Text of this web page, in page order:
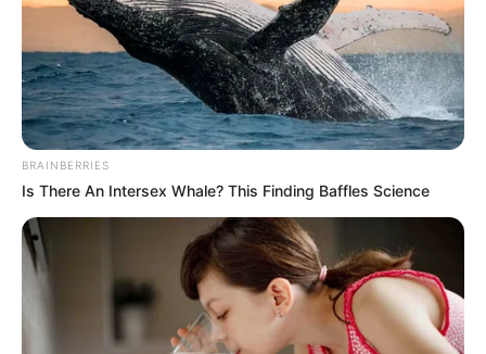
BRAINBERRIES
Is There An Intersex Whale? This Finding Baffles Science